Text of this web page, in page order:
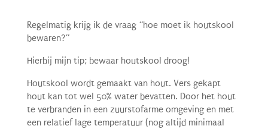
Regelmatig krijg ik de vraag “hoe moet ik houtskool
bewaren?”
Hierbij mijn tip; bewaar houtskool droog!
Houtskool wordt gemaakt van hout. Vers gekapt
hout kan tot wel 50% water bevatten. Door het hout
te verbranden in een zuurstofarme omgeving en met
een relatief lage temperatuur (nog altijd minimaal